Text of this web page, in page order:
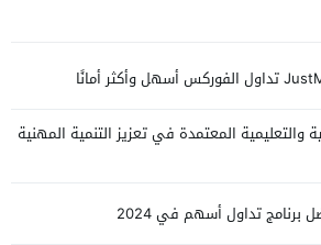
والتعليمية المعتمدة في تعزيز التنمية المهنية
تداول أسهم في 2024